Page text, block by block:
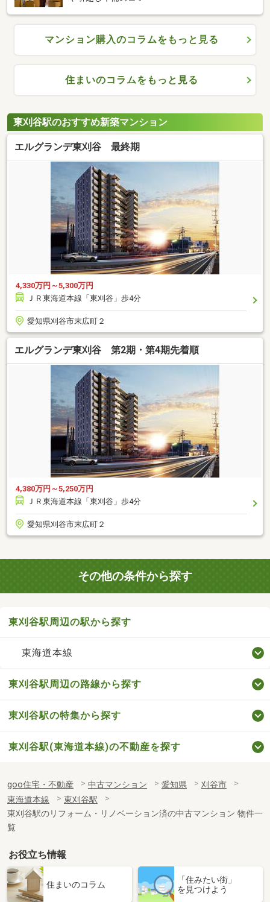
マンション購入のコラムをもっと見る
住まいのコラムをもっと見る
東刈谷駅のおすすめ新築マンション
エルグランデ東刈谷 最終期
4,330万円～5,300万円
ＪＲ東海道本線「東刈谷」歩4分
愛知県刈谷市末広町２
エルグランデ東刈谷 第2期・第4期先着順
4,380万円～5,250万円
ＪＲ東海道本線「東刈谷」歩4分
愛知県刈谷市末広町２
その他の条件から探す
東刈谷駅周辺の駅から探す
東海道本線
東刈谷駅周辺の路線から探す
東刈谷駅の特集から探す
東刈谷駅(東海道本線)の不動産を探す
goo住宅・不動産 中古マンション 愛知県
刈谷市
東海道本線
東刈谷駅
東刈谷駅のリフォーム・リノベーション済の中古マンション 物件一
覧
お役立ち情報
住まいのコラム
「住みたい街」
を見つけよう